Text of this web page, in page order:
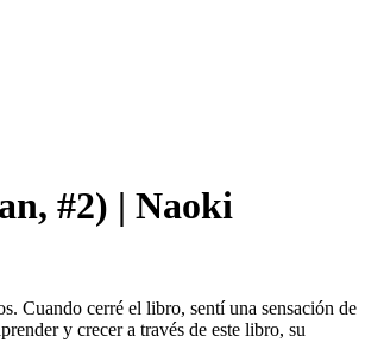
#2) | Naoki
Cuando cerré el libro, sentí una sensación de
y crecer a través de este libro, su